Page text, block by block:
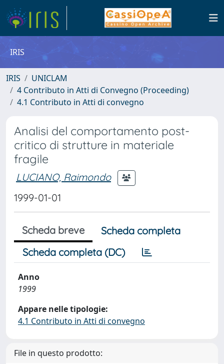
IRIS
IRIS
UNICLAM
4 Contributo in Atti di Convegno (Proceeding)
4.1 Contributo in Atti di convegno
Analisi del comportamento post-
critico di strutture in materiale
fragile
LUCIANO, Raimondo
1999-01-01
Scheda breve
Scheda completa
Scheda completa (DC)
Anno
1999
Appare nelle tipologie:
4.1 Contributo in Atti di convegno
File in questo prodotto: